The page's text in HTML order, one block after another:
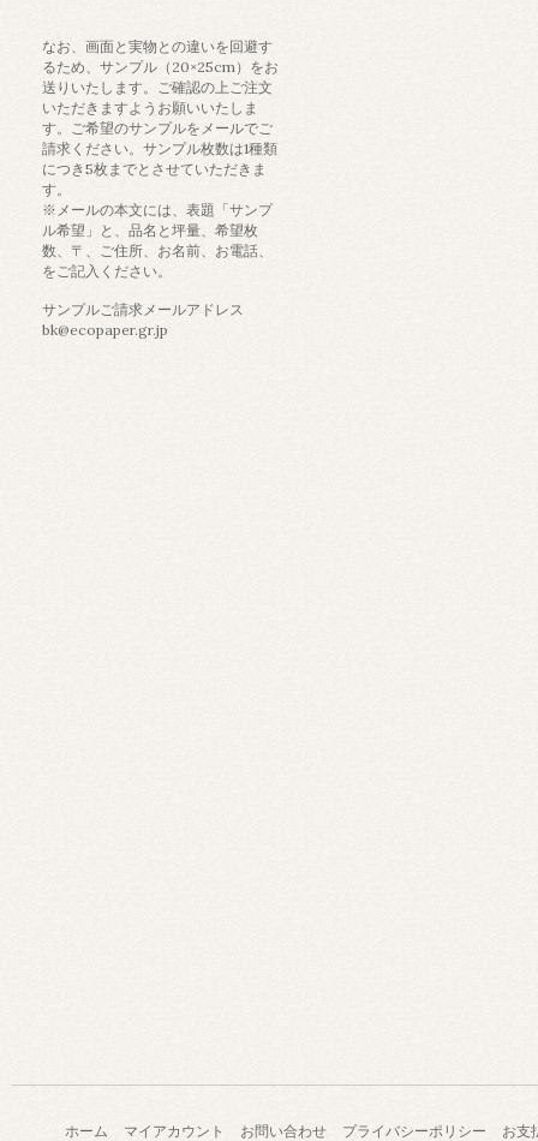
なお、画面と実物との違いを回避す
るため、サンプル（20×25cm）をお
送りいたします。ご確認の上ご注文
いただきますようお願いいたしま
す。ご希望のサンプルをメールでご
請求ください。サンプル枚数は1種類
につき5枚までとさせていただきま
す。
※メールの本文には、表題「サンプ
ル希望」と、品名と坪量、希望枚
数、〒、ご住所、お名前、お電話、
をご記入ください。
サンプルご請求メールアドレス
bk@ecopaper.gr.jp
ホーム マイアカウント お問い合わせ プライバシーポリシー お支